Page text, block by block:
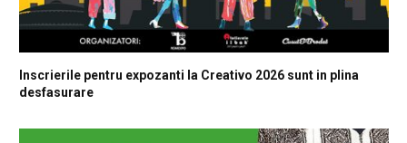
Inscrierile pentru expozanti la Creativo 2026 sunt in plina
desfasurare